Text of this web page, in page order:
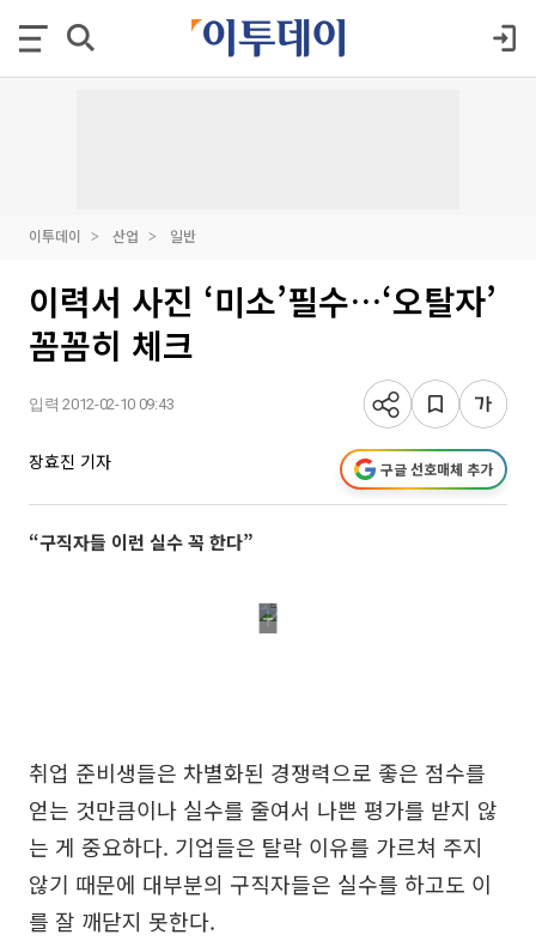
이투데이 산업 일반
이력서 사진 ‘미소’필수…‘오탈자’
꼼꼼히 체크
입력 2012-02-10 09:43
장효진 기자 구글 선호매체 추가
“구직자들 이런 실수 꼭 한다”
취업 준비생들은 차별화된 경쟁력으로 좋은 점수를
얻는 것만큼이나 실수를 줄여서 나쁜 평가를 받지 않
는 게 중요하다. 기업들은 탈락 이유를 가르쳐 주지
않기 때문에 대부분의 구직자들은 실수를 하고도 이
를 잘 깨닫지 못한다.